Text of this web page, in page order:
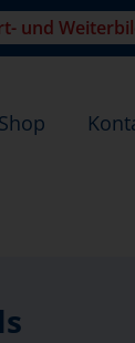
und
Shop
wird der Dialog